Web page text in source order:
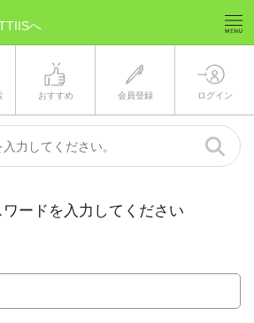
へ
おすすめ 会員登録 ログイン
ードを入力してください